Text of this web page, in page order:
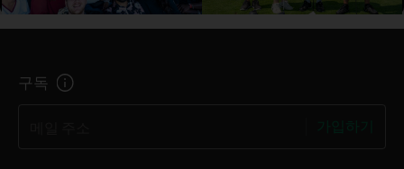
구독